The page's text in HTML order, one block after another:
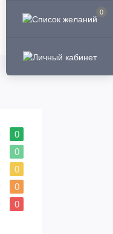
0
0
0
0
0
0